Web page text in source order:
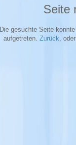
Seite
Die gesuchte Seite
aufgetreten. Zurück,